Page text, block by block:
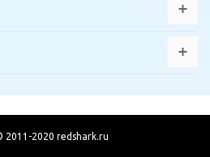
2011-2020 redshark.ru